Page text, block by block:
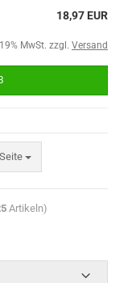
18,97 EUR
MwSt. zzgl. Versand
Artikeln)